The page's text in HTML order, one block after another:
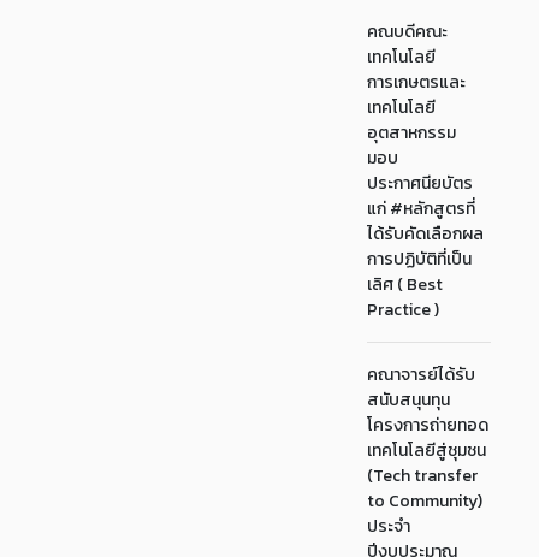
คณบดีคณะ
เทคโนโลยี
การเกษตรและ
เทคโนโลยี
อุตสาหกรรม
มอบ
ประกาศนียบัตร
แก่ #หลักสูตรที่
ได้รับคัดเลือกผล
การปฏิบัติที่เป็น
เลิศ ( Best
Practice )
คณาจารย์ได้รับ
สนับสนุนทุน
โครงการถ่ายทอด
เทคโนโลยีสู่ชุมชน
(Tech transfer
to Community)
ประจำ
ปีงบประมาณ